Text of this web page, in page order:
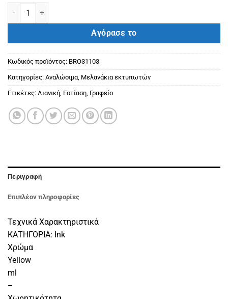
Ink Brother LC-3219XLY Yellow HC - 1,5k ποσότητα
Αγόρασε το
Κωδικός προϊόντος: BRO31103
Κατηγορίες: Αναλώσιμα, Μελανάκια εκτυπωτών
Ετικέτες: Λιανική, Εστίαση, Γραφείο
Περιγραφή
Επιπλέον πληροφορίες
Τεχνικά Χαρακτηριστικά
ΚΑΤΗΓΟΡΙΑ: Ink
Χρώμα
Yellow
ml
–